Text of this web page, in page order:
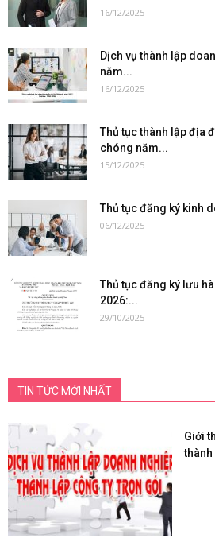
16/12/2025
Dịch vụ thành lập
năm...
16/12/2025
Thủ tục thành lập địa
chóng năm...
15/12/2025
Thủ tục đăng ký kinh
06/12/2025
Thủ tục đăng ký lưu
2026:...
29/10/2025
TIN TỨC MỚI NHẤT
Giới
thành